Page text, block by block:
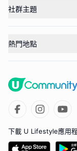
社群主題
熱門地點
下載 U Lifestyle應用